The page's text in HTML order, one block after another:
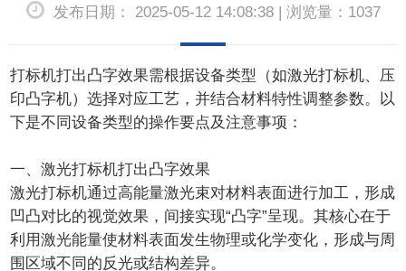
支
中
系
发布日期： 2025-05-12 14:08:38 | 浏览量：1037
打标机打出凸字效果需根据设备类型（如激光打标机、压
印凸字机）选择对应工艺，并结合材料特性调整参数。以
下是不同设备类型的操作要点及注意事项：
一、激光打标机打出凸字效果
激光打标机通过高能量激光束对材料表面进行加工，形成
凹凸对比的视觉效果，间接实现“凸字”呈现。其核心在于
利用激光能量使材料表面发生物理或化学变化，形成与周
围区域不同的反光或结构差异。